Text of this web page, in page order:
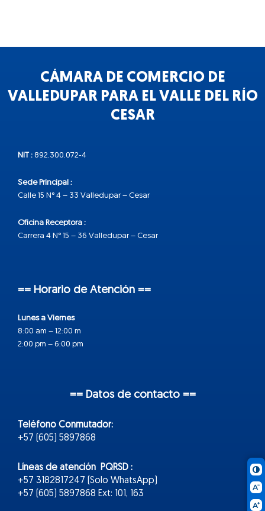
CÁMARA DE COMERCIO DE
VALLEDUPAR PARA EL VALLE DEL RÍO
CESAR
NIT : 892.300.072-4
Sede Principal :
Calle 15 N° 4 – 33 Valledupar – Cesar
Oficina Receptora :
Carrera 4 N° 15 – 36 Valledupar – Cesar
== Horario de Atención ==
Lunes a Viernes
8:00 am – 12:00 m
2:00 pm – 6:00 pm
== Datos de contacto ==
Teléfono Conmutador:
+57 (605) 5897868
Líneas de atención PQRSD :
+57 3182817247 (Solo WhatsApp)
+57 (605) 5897868 Ext: 101, 163